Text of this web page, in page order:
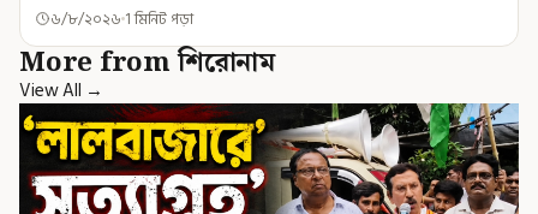
৬/৮/২০২৬ 1 মিনিট পড়া
More from শিরোনাম
View All →